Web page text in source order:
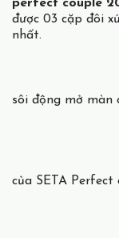
perfect couple
được 03 cặp đôi
nhất.
Tiết
sôi động mở màn
Cặp
của SETA Perfect
Tập thể